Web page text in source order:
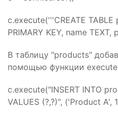
c.execute('''CREATE
PRIMARY KEY, name TEXT,
В таблицу "products"
помощью функции
c.execute("INSERT INTO
VALUES (?,?)", ('Product A',